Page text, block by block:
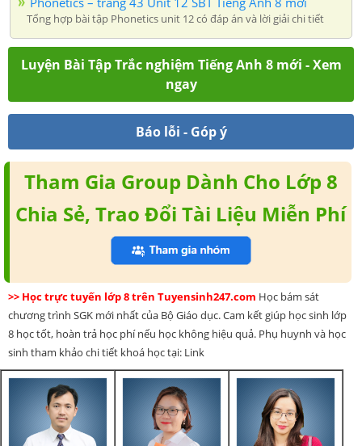
Tổng hợp bài tập Phonetics unit 12 có đáp án và lời giải chi tiết
Luyện Bài Tập Trắc nghiệm Tiếng Anh 8 mới - Xem
ngay
Báo lỗi - Góp ý
Tham Gia Group Dành Cho Lớp 8
Chia Sẻ, Trao Đổi Tài Liệu Miễn Phí
>> Học trực tuyến lớp 8 trên Tuyensinh247.com Học bám sát
chương trình SGK mới nhất của Bộ Giáo dục. Cam kết giúp học sinh lớp
8 học tốt, hoàn trả học phí nếu học không hiệu quả. Phụ huynh và học
sinh tham khảo chi tiết khoá học tại: Link